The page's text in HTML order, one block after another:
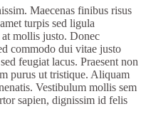
Maecenas finibus risus
turpis sed ligula
mollis justo. Donec
commodo dui vitae justo
feugiat lacus. Praesent non
purus ut tristique. Aliquam
Vestibulum mollis sem
sapien, dignissim id felis